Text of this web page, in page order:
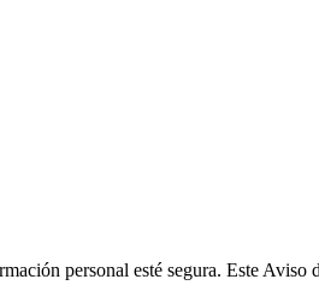
personal esté segura. Este